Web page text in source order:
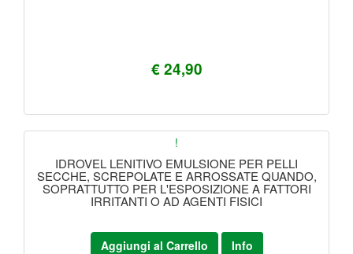
€ 24,90
!
IDROVEL LENITIVO EMULSIONE PER PELLI
SECCHE, SCREPOLATE E ARROSSATE QUANDO,
SOPRATTUTTO PER L'ESPOSIZIONE A FATTORI
IRRITANTI O AD AGENTI FISICI
Aggiungi al Carrello Info